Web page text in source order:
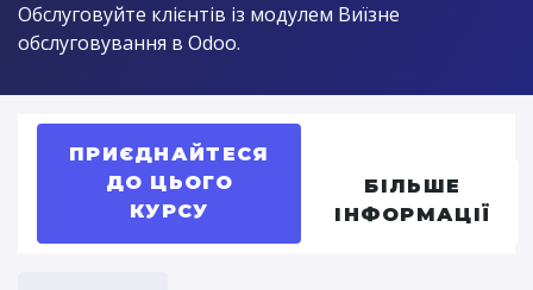
Обслуговуйте клієнтів із модулем Виїзне
обслуговування в Odoo.
ПРИЄДНАЙТЕСЯ
ДО ЦЬОГО
КУРСУ
БІЛЬШЕ
ІНФОРМАЦІЇ